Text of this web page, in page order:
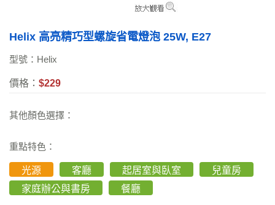
Helix 高亮精巧型螺旋省電燈泡 25W, E27
型號：Helix
價格： $229
其他顏色選擇：
重點特色：
光源 客廳 起居室與臥室
兒童房
家庭辦公與書房
餐廳